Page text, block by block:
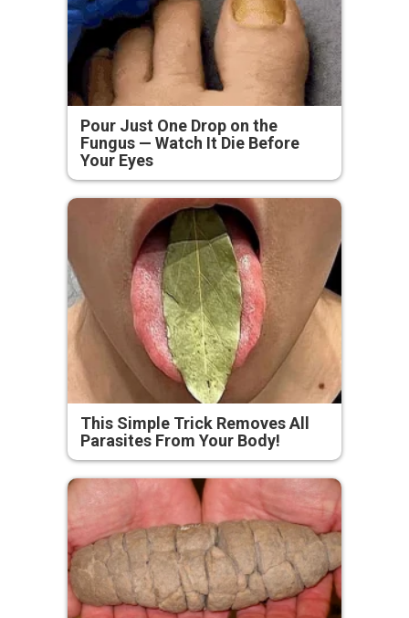
Pour Just One Drop on the
Fungus — Watch It Die Before
Your Eyes
This Simple Trick Removes All
Parasites From Your Body!